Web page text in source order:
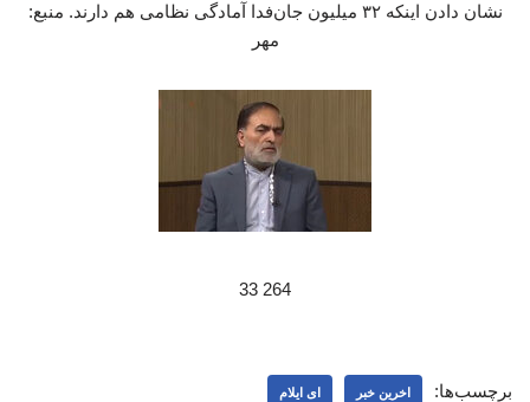
نشان دادن اینکه ۳۲ میلیون جان‌فدا آمادگی نظامی هم دارند. منبع:
مهر
264 33
برچسب‌ها: اخرین خبر ای ایلام